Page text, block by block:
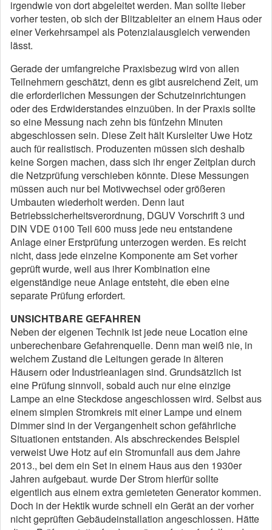
irgendwie von dort abgeleitet werden. Man sollte lieber
vorher testen, ob sich der Blitzableiter an einem Haus oder
einer Verkehrsampel als Potenzialausgleich verwenden
lässt.
Gerade der umfangreiche Praxisbezug wird von allen
Teilnehmern geschätzt, denn es gibt ausreichend Zeit, um
die erforderlichen Messungen der Schutzeinrichtungen
oder des Erdwiderstandes einzuüben. In der Praxis sollte
so eine Messung nach zehn bis fünfzehn Minuten
abgeschlossen sein. Diese Zeit hält Kursleiter Uwe Hotz
auch für realistisch. Produzenten müssen sich deshalb
keine Sorgen machen, dass sich ihr enger Zeitplan durch
die Netzprüfung verschieben könnte. Diese Messungen
müssen auch nur bei Motivwechsel oder größeren
Umbauten wiederholt werden. Denn laut
Betriebssicherheitsverordnung, DGUV Vorschrift 3 und
DIN VDE 0100 Teil 600 muss jede neu entstandene
Anlage einer Erstprüfung unterzogen werden. Es reicht
nicht, dass jede einzelne Komponente am Set vorher
geprüft wurde, weil aus ihrer Kombination eine
eigenständige neue Anlage entsteht, die eben eine
separate Prüfung erfordert.
UNSICHTBARE GEFAHREN
Neben der eigenen Technik ist jede neue Location eine
unberechenbare Gefahrenquelle. Denn man weiß nie, in
welchem Zustand die Leitungen gerade in älteren
Häusern oder Industrieanlagen sind. Grundsätzlich ist
eine Prüfung sinnvoll, sobald auch nur eine einzige
Lampe an eine Steckdose angeschlossen wird. Selbst aus
einem simplen Stromkreis mit einer Lampe und einem
Dimmer sind in der Vergangenheit schon gefährliche
Situationen entstanden. Als abschreckendes Beispiel
verweist Uwe Hotz auf ein Stromunfall aus dem Jahre
2013., bei dem ein Set in einem Haus aus den 1930er
Jahren aufgebaut. wurde Der Strom hierfür sollte
eigentlich aus einem extra gemieteten Generator kommen.
Doch in der Hektik wurde schnell ein Gerät an der vorher
nicht geprüften Gebäudeinstallation angeschlossen. Hätte